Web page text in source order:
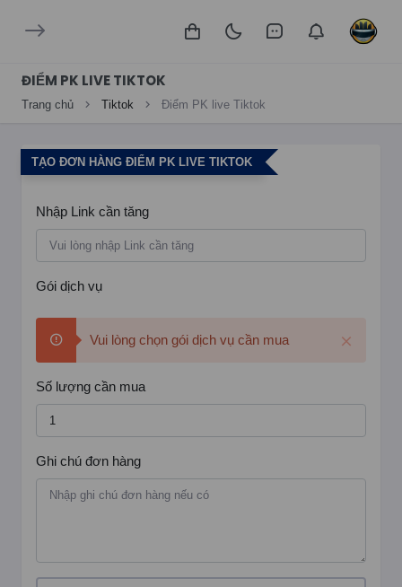
ĐIỂM PK LIVE TIKTOK
Trang chủ Tiktok Điểm PK live Tiktok
TẠO ĐƠN HÀNG ĐIỂM PK LIVE TIKTOK
Nhập Link cần tăng
Gói dịch vụ
Vui lòng chọn gói dịch vụ cần mua
Số lượng cần mua
Ghi chú đơn hàng